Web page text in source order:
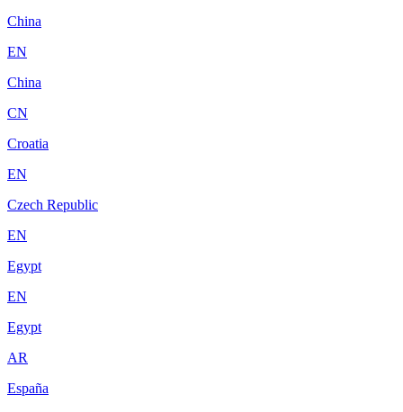
China
EN
China
CN
Croatia
EN
Czech Republic
EN
Egypt
EN
Egypt
AR
España